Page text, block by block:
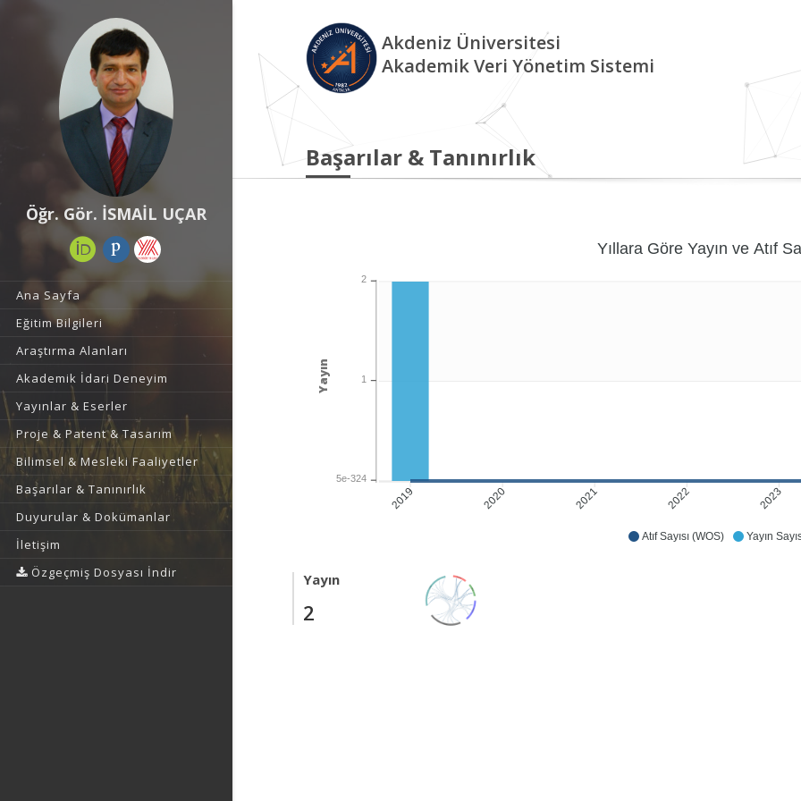
Öğr. Gör. İSMAİL UÇAR
Ana Sayfa
Eğitim Bilgileri
Araştırma Alanları
Akademik İdari Deneyim
Yayınlar & Eserler
Proje & Patent & Tasarım
Bilimsel & Mesleki Faaliyetler
Başarılar & Tanınırlık
Duyurular & Dokümanlar
İletişim
Özgeçmiş Dosyası İndir
Akdeniz Üniversitesi
Akademik Veri Yönetim Sistemi
Başarılar & Tanınırlık
Atıf Sayısı (WOS) Yayın
2019 2020 2021 2022 2023
Yıllara Göre Yayın ve Atıf
2
1
5e-324
Yayın
Yayın
2